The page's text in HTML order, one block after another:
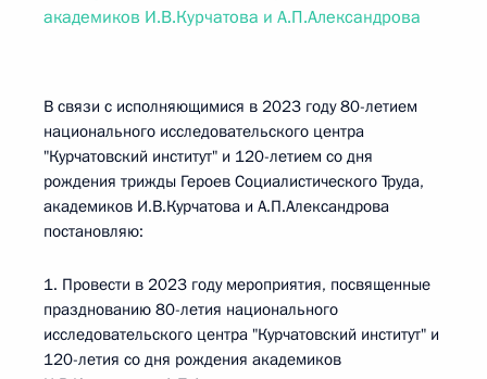
академиков И.В.Курчатова и А.П.Александрова
В связи с исполняющимися в 2023 году 80-летием
национального исследовательского центра
"Курчатовский институт" и 120-летием со дня
рождения трижды Героев Социалистического Труда,
академиков И.В.Курчатова и А.П.Александрова
постановляю:
1. Провести в 2023 году мероприятия, посвященные
празднованию 80-летия национального
исследовательского центра "Курчатовский институт" и
120-летия со дня рождения академиков